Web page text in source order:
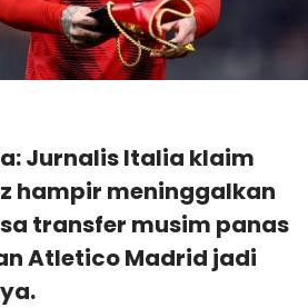
Jurnalis Italia klaim
hampir meninggalkan
transfer musim panas
Atletico Madrid jadi